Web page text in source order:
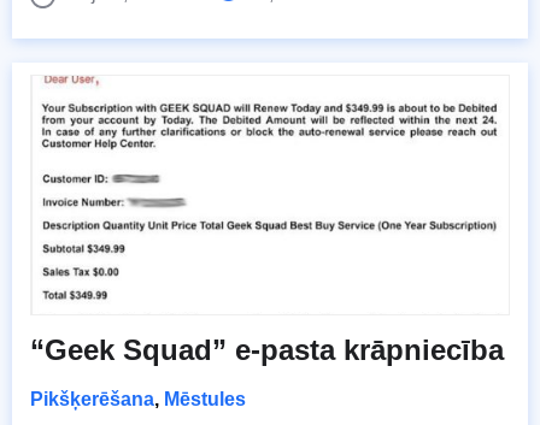
“Geek Squad” e-pasta krāpniecība
Pikšķerēšana, Mēstules